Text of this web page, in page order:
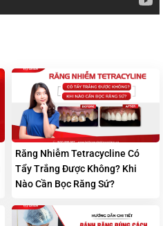
Răng Nhiễm Tetracycline Có
Tẩy Trắng Được Không? Khi
Nào Cần Bọc Răng Sứ?